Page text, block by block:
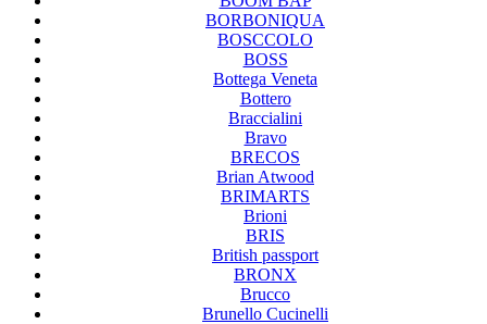
BORBONIQUA
BOSCCOLO
BOSS
Bottega Veneta
Bottero
Braccialini
Bravo
BRECOS
Brian Atwood
BRIMARTS
Brioni
BRIS
British passport
BRONX
Brucco
Brunello Cucinelli